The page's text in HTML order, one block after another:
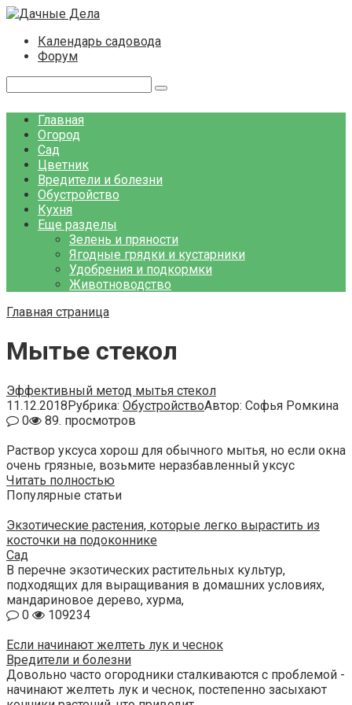
Перейти
контентуКалендарь садовода
Форум
Главная
Огород
Сад
Цветник
Вредители и болезни
Обустройство
Кухня
Еще разделы
Зелень и пряности
Ягодные грядки и кустарники
Удобрения и подкормки
Животноводство
Главная страница
Мытье стекол
Эффективный метод мытья стекол
11.12.2018Рубрика: ОбустройствоАвтор: Софья Ромкина
0
89. просмотров
Раствор уксуса хорош для обычного мытья, но если окна
очень грязные, возьмите неразбавленный уксус
Читать полностью
Популярные статьи
Экзотические растения, которые легко вырастить из
косточки на подоконнике
Сад
В перечне экзотических растительных культур,
подходящих для выращивания в домашних условиях,
мандариновое дерево, хурма,
0
109234
Если начинают желтеть лук и чеснок
Вредители и болезни
Довольно часто огородники сталкиваются с проблемой -
начинают желтеть лук и чеснок, постепенно засыхают